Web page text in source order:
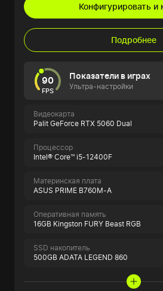
Конфигурировать и
Подробнее
90
FPS
Показатели в играх
Ультра-настройки
Видеокарта
Palit GeForce RTX 5060 Dual
Процессор
Intel® Core™ i5-12400F
Материнская плата
ASUS PRIME B760M-A
Оперативная память
16GB Kingston FURY Beast RGB
SSD накопитель
500GB ADATA LEGEND 860